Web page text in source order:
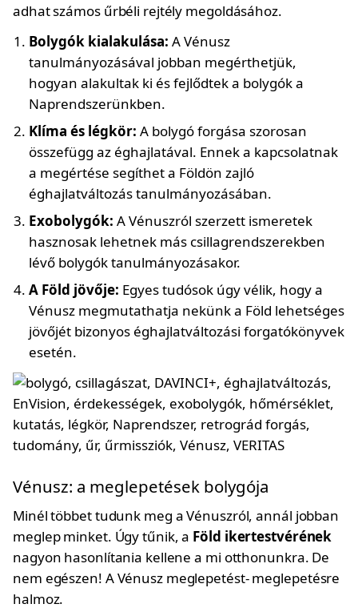
adhat számos űrbéli rejtély megoldásához.
Bolygók kialakulása: A Vénusz
tanulmányozásával jobban megérthetjük,
hogyan alakultak ki és fejlődtek a bolygók a
Naprendszerünkben.
Klíma és légkör: A bolygó forgása szorosan
összefügg az éghajlatával. Ennek a kapcsolatnak
a megértése segíthet a Földön zajló
éghajlatváltozás tanulmányozásában.
Exobolygók: A Vénuszról szerzett ismeretek
hasznosak lehetnek más csillagrendszerekben
lévő bolygók tanulmányozásakor.
A Föld jövője: Egyes tudósok úgy vélik, hogy a
Vénusz megmutathatja nekünk a Föld lehetséges
jövőjét bizonyos éghajlatváltozási forgatókönyvek
esetén.
Vénusz: a meglepetések bolygója
Minél többet tudunk meg a Vénuszról, annál jobban
meglep minket. Úgy tűnik, a Föld ikertestvérének
nagyon hasonlítania kellene a mi otthonunkra. De
nem egészen! A Vénusz meglepetést- meglepetésre
halmoz.